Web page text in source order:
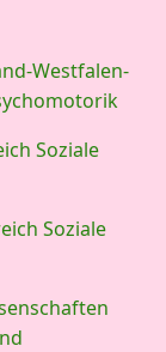
Westfalen-
Soziale
Soziale